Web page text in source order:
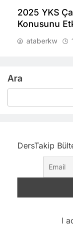
2025 YKS
Konusunu
ataberkw
Ara
DersTakip
I